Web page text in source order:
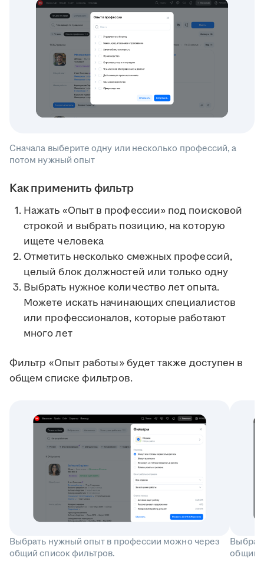
Сначала выберите одну или несколько профессий, а
потом нужный опыт
Как применить фильтр
Нажать «Опыт в профессии» под поисковой
строкой и выбрать позицию, на которую
ищете человека
Отметить несколько смежных профессий,
целый блок должностей или только одну
Выбрать нужное количество лет опыта.
Можете искать начинающих специалистов
или профессионалов, которые работают
много лет
Фильтр «Опыт работы» будет также доступен в
общем списке фильтров.
Выбрать нужный опыт в профессии можно через
общий список фильтров.
общий